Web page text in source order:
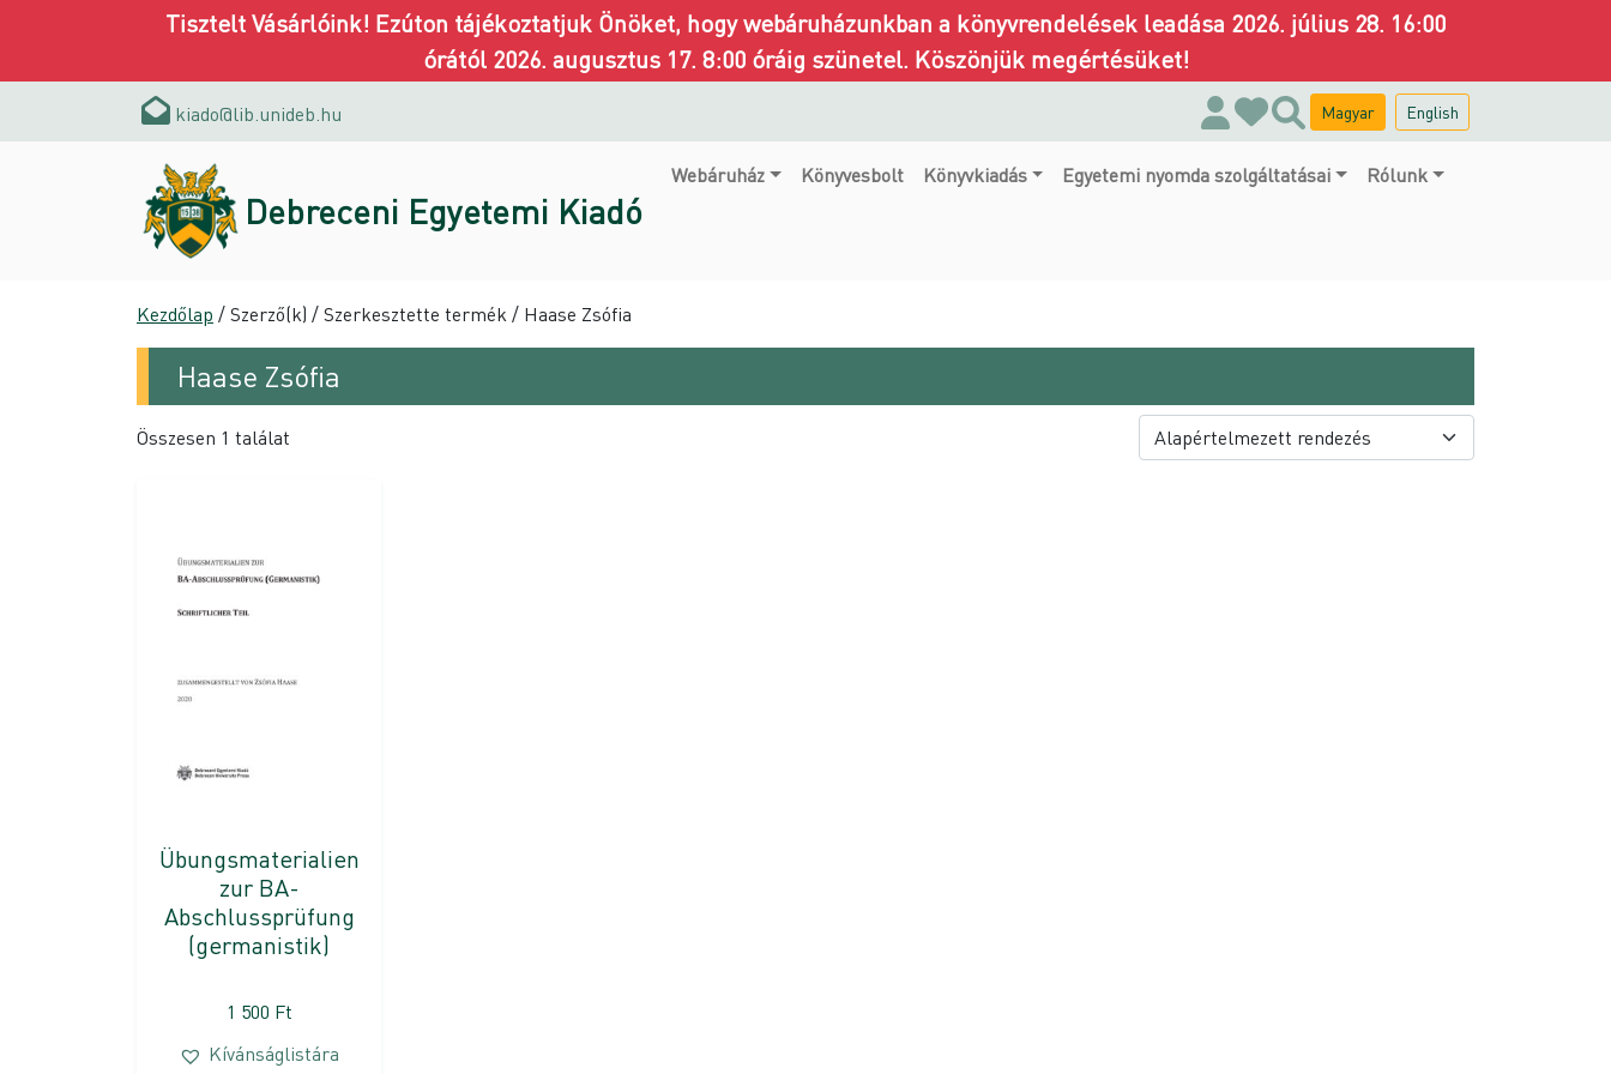
Tisztelt Vásárlóink! Ezúton tájékoztatjuk Önöket, hogy webáruházunkban a könyvrendelések leadása 2026. július 28. 16:00
órától 2026. augusztus 17. 8:00 óráig szünetel. Köszönjük megértésüket!
kiado@lib.unideb.hu Magyar English
Debreceni Egyetemi Kiadó
Webáruház Könyvesbolt Könyvkiadás Egyetemi nyomda szolgáltatásai Rólunk
Kezdőlap / Szerző(k) / Szerkesztette termék / Haase Zsófia
Haase Zsófia
Összesen 1 találat
Übungsmaterialien
zur BA-
Abschlussprüfung
(germanistik)
1 500 Ft
Kívánságlistára